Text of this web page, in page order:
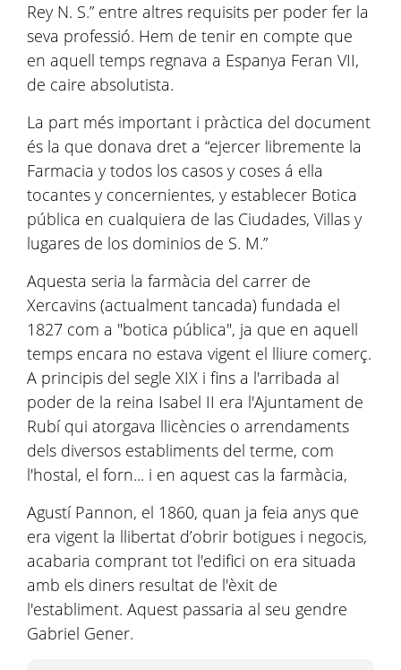
Rey N. S.” entre altres requisits per poder fer la
seva professió. Hem de tenir en compte que
en aquell temps regnava a Espanya Feran VII,
de caire absolutista.
La part més important i pràctica del document
és la que donava dret a “ejercer libremente la
Farmacia y todos los casos y coses á ella
tocantes y concernientes, y establecer Botica
pública en cualquiera de las Ciudades, Villas y
lugares de los dominios de S. M.”
Aquesta seria la farmàcia del carrer de
Xercavins (actualment tancada) fundada el
1827 com a "botica pública", ja que en aquell
temps encara no estava vigent el lliure comerç.
A principis del segle XIX i fins a l'arribada al
poder de la reina Isabel II era l'Ajuntament de
Rubí qui atorgava llicències o arrendaments
dels diversos establiments del terme, com
l'hostal, el forn... i en aquest cas la farmàcia,
Agustí Pannon, el 1860, quan ja feia anys que
era vigent la llibertat d’obrir botigues i negocis,
acabaria comprant tot l'edifici on era situada
amb els diners resultat de l'èxit de
l'establiment. Aquest passaria al seu gendre
Gabriel Gener.